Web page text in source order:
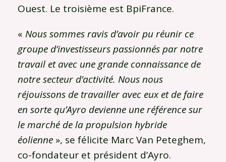
Ouest. Le troisième est BpiFrance.
« Nous sommes ravis d’avoir pu réunir ce
groupe d’investisseurs passionnés par notre
travail et avec une grande connaissance de
notre secteur d’activité. Nous nous
réjouissons de travailler avec eux et de faire
en sorte qu’Ayro devienne une référence sur
le marché de la propulsion hybride
éolienne », se félicite Marc Van Peteghem,
co-fondateur et président d’Ayro.